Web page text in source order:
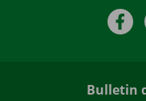
Bulletin